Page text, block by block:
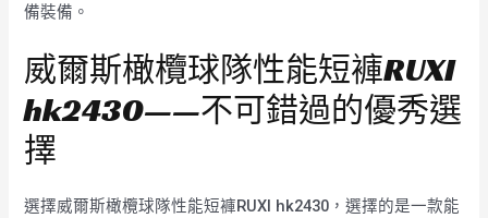
備裝備。
威爾斯橄欖球隊性能短褲RUXI
hk2430——不可錯過的優秀選
擇
選擇威爾斯橄欖球隊性能短褲RUXI hk2430，選擇的是一款能